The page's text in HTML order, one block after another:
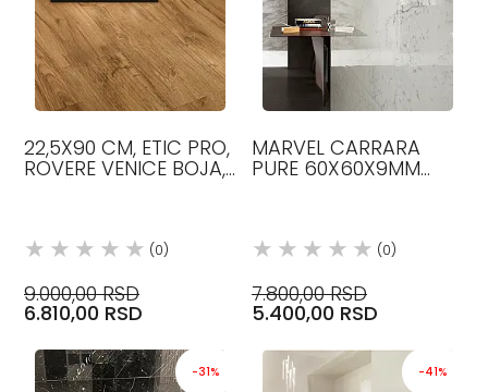
22,5X90 CM, ETIC PRO,
ROVERE VENICE BOJA,
(0)
9.000,00 RSD
6.810,00 RSD
MARVEL CARRARA
PURE 60X60X9MM
(0)
7.800,00 RSD
5.400,00 RSD
-31% -41%